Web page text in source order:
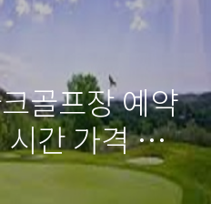
골프장 예약
간 가격 알